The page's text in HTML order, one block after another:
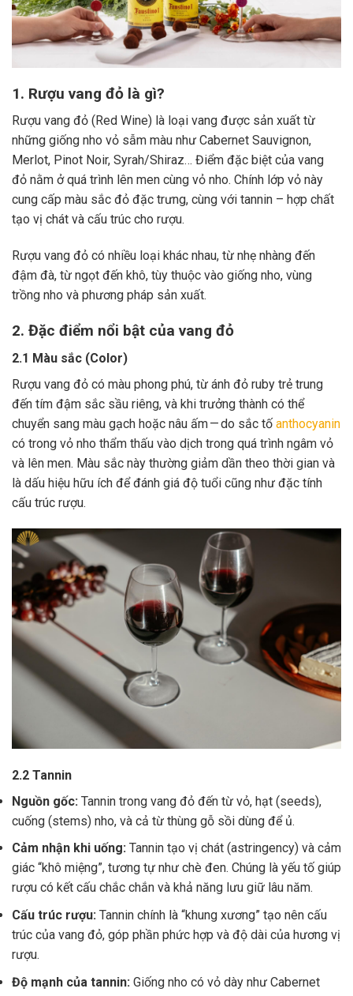
1. Rượu vang đỏ là gì?
Rượu vang đỏ (Red Wine) là loại vang được sản xuất từ
những giống nho vỏ sẫm màu như Cabernet Sauvignon,
Merlot, Pinot Noir, Syrah/Shiraz… Điểm đặc biệt của vang
đỏ nằm ở quá trình lên men cùng vỏ nho. Chính lớp vỏ này
cung cấp màu sắc đỏ đặc trưng, cùng với tannin – hợp chất
tạo vị chát và cấu trúc cho rượu.
Rượu vang đỏ có nhiều loại khác nhau, từ nhẹ nhàng đến
đậm đà, từ ngọt đến khô, tùy thuộc vào giống nho, vùng
trồng nho và phương pháp sản xuất.
2. Đặc điểm nổi bật của vang đỏ
2.1 Màu sắc (Color)
Rượu vang đỏ có màu phong phú, từ ánh đỏ ruby trẻ trung
đến tím đậm sắc sầu riêng, và khi trưởng thành có thể
chuyển sang màu gạch hoặc nâu ấm — do sắc tố anthocyanin
có trong vỏ nho thẩm thấu vào dịch trong quá trình ngâm vỏ
và lên men. Màu sắc này thường giảm dần theo thời gian và
là dấu hiệu hữu ích để đánh giá độ tuổi cũng như đặc tính
cấu trúc rượu.
2.2 Tannin
Nguồn gốc: Tannin trong vang đỏ đến từ vỏ, hạt (seeds),
cuống (stems) nho, và cả từ thùng gỗ sồi dùng để ủ.
Cảm nhận khi uống: Tannin tạo vị chát (astringency) và cảm
giác “khô miệng”, tương tự như chè đen. Chúng là yếu tố giúp
rượu có kết cấu chắc chắn và khả năng lưu giữ lâu năm.
Cấu trúc rượu: Tannin chính là “khung xương” tạo nên cấu
trúc của vang đỏ, góp phần phức hợp và độ dài của hương vị
rượu.
Độ mạnh của tannin: Giống nho có vỏ dày như Cabernet